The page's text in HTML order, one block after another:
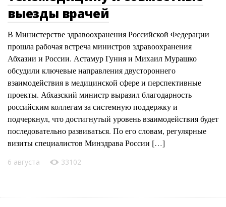
выезды врачей
В Министерстве здравоохранения Российской Федерации
прошла рабочая встреча министров здравоохранения
Абхазии и России. Астамур Гуния и Михаил Мурашко
обсудили ключевые направления двустороннего
взаимодействия в медицинской сфере и перспективные
проекты. Абхазский министр выразил благодарность
российским коллегам за системную поддержку и
подчеркнул, что достигнутый уровень взаимодействия будет
последовательно развиваться. По его словам, регулярные
визиты специалистов Минздрава России […]
6 августа 33102